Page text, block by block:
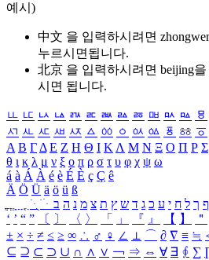
예시)
中文 을 입력하시려면
누르시면됩니다.
北京 을 입력하시려면 beijing을
시면 됩니다.
ㅥ ㅦ ㅧ ㅨ ㅩ ㅪ ㅫ ㅬ ㅭ ㅮ ㅯ ㅰ ㅱ
ㅺ ㅻ ㅼ ㅽ ㅾ ㅿ ㆀ ㆁ ㆂ ㆃ ㆄ ㆅ ㆆ
Α Β ΓΔ Ε Ζ Η Θ Ι ΚΛ Μ Ν Ξ Ο Π Ρ Σ
θ ι κ λ μ ν ξ ο π ρ σ τ υ φ χ ψ ω
á à Á À é è É È ç Ç ê
Ä Ö Ü ä ö ü ß
ִֶֹ ֻּ ׁׂ ף ך ל ח י ע כ ג ד ש ץ ת צ מ נ ה ב
‘ ’ “ ” 〔 〕 〈 〉 「 」 『 』 【 】 ＂
± × ÷ ≠ ≤ ≥ ∞ ∴ ♂ ♀ ∠ ⊥ ⌒ ∂ ∇ ≡ ≒
⊆ ⊇ ⊂ ⊃ ∪ ∩ ∧ ∨ ￢ ⇒ ⇔ ∀ ∃ ∮ ∑